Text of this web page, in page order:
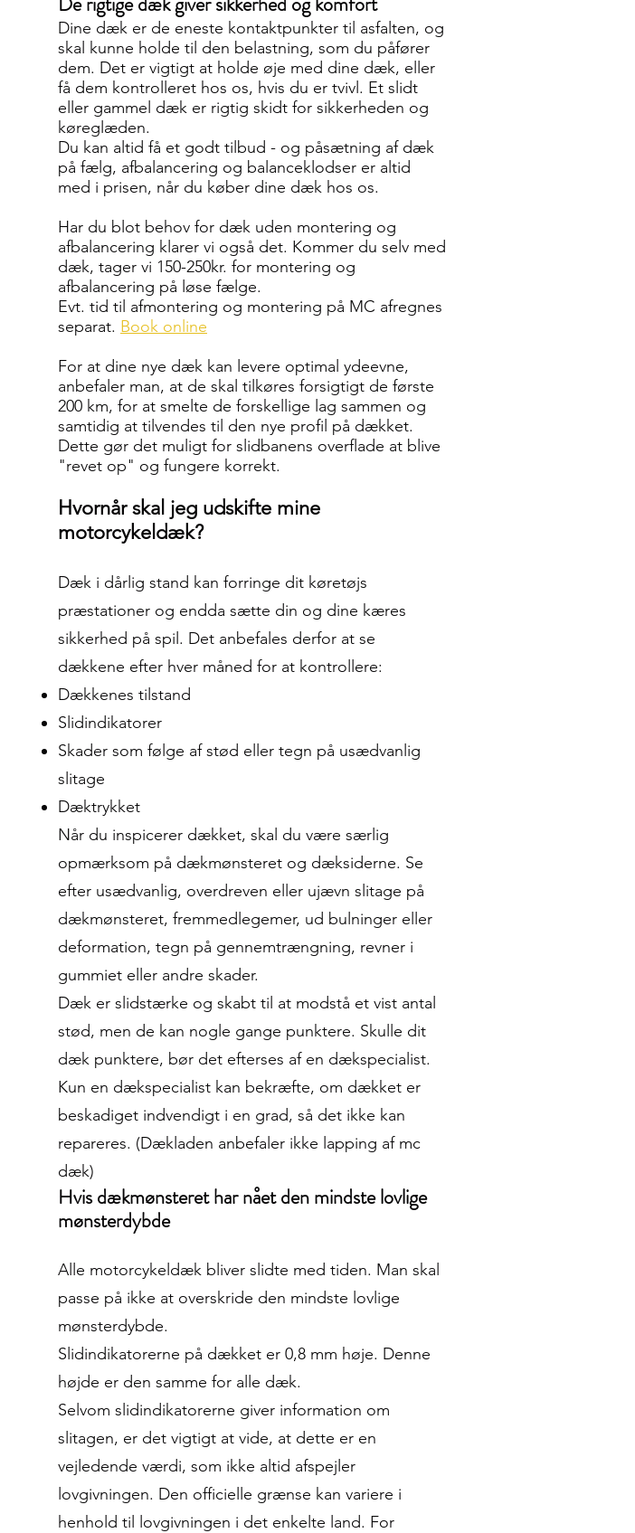
Dine dæk er de eneste kontaktpunkter til asfalten, og
skal kunne holde til den belastning, som du påfører
dem. Det er vigtigt at holde øje med dine dæk, eller
få dem kontrolleret hos os, hvis du er tvivl. Et slidt
eller gammel dæk er rigtig skidt for sikkerheden og
køreglæden.
Du kan altid få et godt tilbud - og påsætning af dæk
på fælg, afbalancering og balanceklodser er altid
med i prisen, når du køber dine dæk hos os.
Har du blot behov for dæk uden montering og
afbalancering klarer vi også det. Kommer du selv med
dæk, tager vi 150-250kr. for montering og
afbalancering på løse fælge.
Evt. tid til afmontering og montering på MC afregnes
separat. Book online
For at dine nye dæk kan levere optimal ydeevne,
anbefaler man, at de skal tilkøres forsigtigt de første
200 km, for at smelte de forskellige lag sammen og
samtidig at tilvendes til den nye profil på dækket.
Dette gør det muligt for slidbanens overflade at blive
"revet op" og fungere korrekt.
Hvornår skal jeg udskifte mine
motorcykeldæk?
Dæk i dårlig stand kan forringe dit køretøjs
præstationer og endda sætte din og dine kæres
sikkerhed på spil. Det anbefales derfor at se
dækkene efter hver måned for at kontrollere:
Dækkenes tilstand
Slidindikatorer
Skader som følge af stød eller tegn på usædvanlig
slitage
Dæktrykket
Når du inspicerer dækket, skal du være særlig
opmærksom på dækmønsteret og dæksiderne. Se
efter usædvanlig, overdreven eller ujævn slitage på
dækmønsteret, fremmedlegemer, ud bulninger eller
deformation, tegn på gennemtrængning, revner i
gummiet eller andre skader.
Dæk er slidstærke og skabt til at modstå et vist antal
stød, men de kan nogle gange punktere. Skulle dit
dæk punktere, bør det efterses af en dækspecialist.
Kun en dækspecialist kan bekræfte, om dækket er
beskadiget indvendigt i en grad, så det ikke kan
repareres. (Dækladen anbefaler ikke lapping af mc
dæk)
Hvis dækmønsteret har nået den mindste lovlige
mønsterdybde
Alle motorcykeldæk bliver slidte med tiden. Man skal
passe på ikke at overskride den mindste lovlige
mønsterdybde.
Slidindikatorerne på dækket er 0,8 mm høje. Denne
højde er den samme for alle dæk.
Selvom slidindikatorerne giver information om
slitagen, er det vigtigt at vide, at dette er en
vejledende værdi, som ikke altid afspejler
lovgivningen. Den officielle grænse kan variere i
henhold til lovgivningen i det enkelte land. For